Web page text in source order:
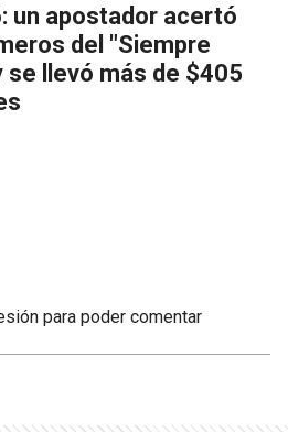
un apostador acertó
del "Siempre
se llevó más de $405
para poder comentar